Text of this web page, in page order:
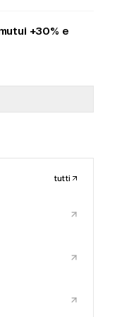
+30% e
degli affitti
turistiche non
tutti